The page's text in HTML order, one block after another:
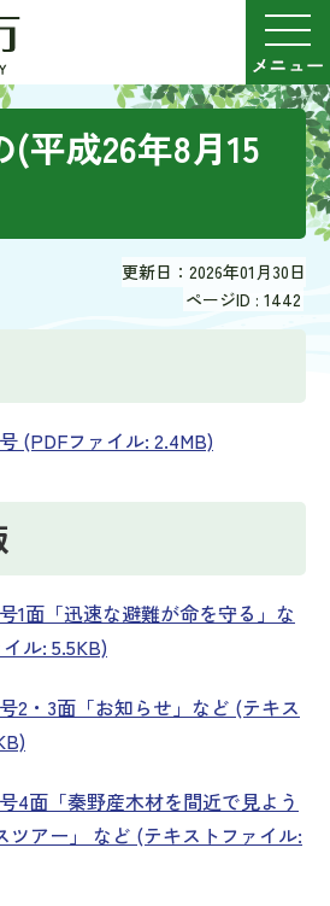
平成26年8月15
更新日：2026年01月30日
ページID : 1442
(PDFファイル: 2.4MB)
1面「迅速な避難が命を守る」な
ル: 5.5KB)
2・3面「お知らせ」など (テキス
4面「秦野産木材を間近で見よう
ツアー」 など (テキストファイル: